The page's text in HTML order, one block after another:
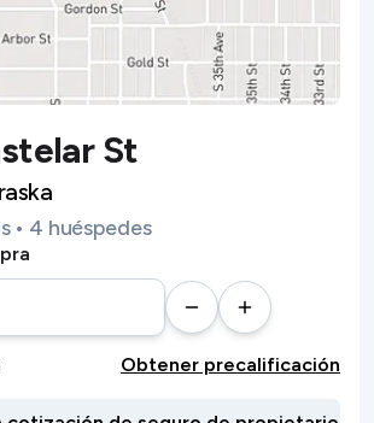
St
• 4 huéspedes
Obtener precalificación